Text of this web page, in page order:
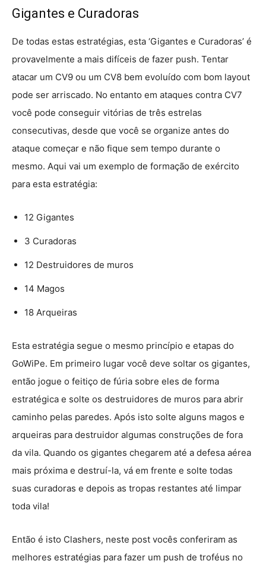
Gigantes e Curadoras
De todas estas estratégias, esta ‘Gigantes e Curadoras’ é
provavelmente a mais difíceis de fazer push. Tentar
atacar um CV9 ou um CV8 bem evoluído com bom layout
pode ser arriscado. No entanto em ataques contra CV7
você pode conseguir vitórias de três estrelas
consecutivas, desde que você se organize antes do
ataque começar e não fique sem tempo durante o
mesmo. Aqui vai um exemplo de formação de exército
para esta estratégia:
12 Gigantes
3 Curadoras
12 Destruidores de muros
14 Magos
18 Arqueiras
Esta estratégia segue o mesmo princípio e etapas do
GoWiPe. Em primeiro lugar você deve soltar os gigantes,
então jogue o feitiço de fúria sobre eles de forma
estratégica e solte os destruidores de muros para abrir
caminho pelas paredes. Após isto solte alguns magos e
arqueiras para destruidor algumas construções de fora
da vila. Quando os gigantes chegarem até a defesa aérea
mais próxima e destruí-la, vá em frente e solte todas
suas curadoras e depois as tropas restantes até limpar
toda vila!
Então é isto Clashers, neste post vocês conferiram as
melhores estratégias para fazer um push de troféus no